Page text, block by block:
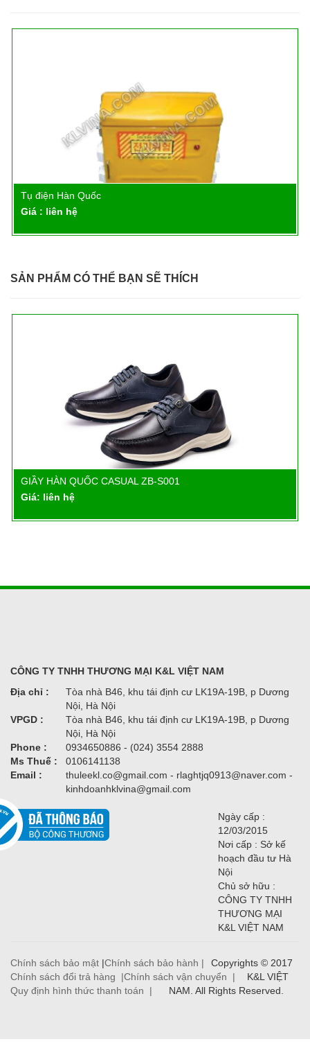
Tụ điện Hàn Quốc
Giá : liên hệ
SẢN PHẨM CÓ THỂ BẠN SẼ THÍCH
Chi tiết
GIẦY HÀN QUỐC CASUAL ZB-S001
Giá: liên hệ
CÔNG TY TNHH THƯƠNG MẠI K&L VIỆT NAM
Địa chỉ :
Tòa nhà B46, khu tái định cư LK19A-19B, p Dương
Nội, Hà Nội
VPGD :
Tòa nhà B46, khu tái định cư LK19A-19B, p Dương
Nội, Hà Nội
Phone :
0934650886 - (024) 3554 2888
Ms Thuế :
0106141138
Email :
thuleekl.co@gmail.com - rlaghtjq0913@naver.com -
kinhdoanhklvina@gmail.com
Ngày cấp :
12/03/2015
Nơi cấp : Sở kế
hoạch đầu tư Hà
Nội
Chủ sở hữu :
CÔNG TY TNHH
THƯƠNG MẠI
K&L VIỆT NAM
Chính sách bảo mật |Chính sách bảo hành |
Chính sách đổi trả hàng |Chính sách vận chuyển |
Quy định hình thức thanh toán |
Copyrights © 2017
K&L VIỆT
NAM. All Rights Reserved.